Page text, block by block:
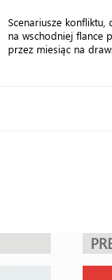
Scenariusze
na wschodniej flance
przez miesiąc na